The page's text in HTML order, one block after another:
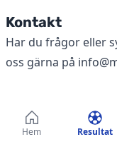
Kontakt
Har du frågor eller
oss gärna på
Hem Resultat